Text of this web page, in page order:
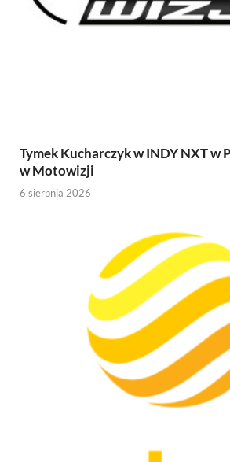
Tymek Kucharczyk w INDY NXT w
w Motowizji
6 sierpnia 2026